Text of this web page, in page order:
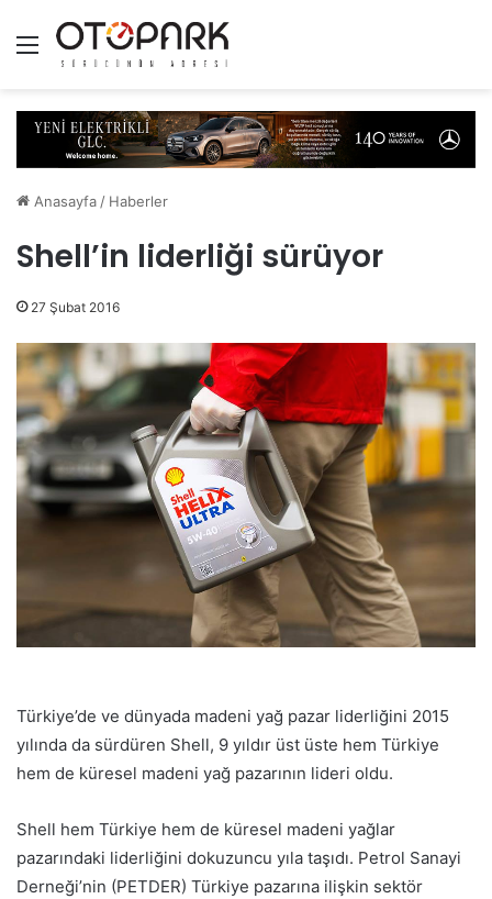
Menü
Anasayfa / Haberler
Shell’in liderliği sürüyor
27 Şubat 2016
Türkiye’de ve dünyada madeni yağ pazar liderliğini 2015
yılında da sürdüren Shell, 9 yıldır üst üste hem Türkiye
hem de küresel madeni yağ pazarının lideri oldu.
Shell hem Türkiye hem de küresel madeni yağlar
pazarındaki liderliğini dokuzuncu yıla taşıdı. Petrol Sanayi
Derneği’nin (PETDER) Türkiye pazarına ilişkin sektör